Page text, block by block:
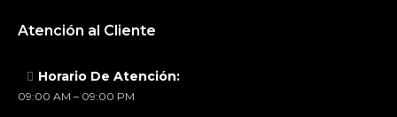
Atención al Cliente
Horario De Atención:
09:00 AM – 09:00 PM